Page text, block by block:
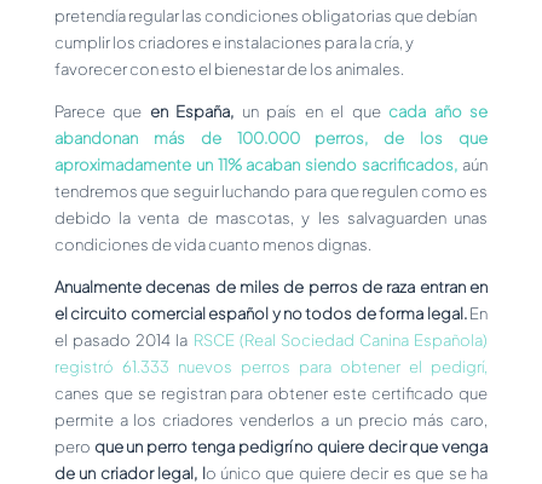
pretendía regular las condiciones obligatorias que debían
cumplir los criadores e instalaciones para la cría, y
favorecer con esto el bienestar de los animales.
Parece que en España, un país en el que cada año se
abandonan más de 100.000 perros, de los que
aproximadamente un 11% acaban siendo sacrificados, aún
tendremos que seguir luchando para que regulen como es
debido la venta de mascotas, y les salvaguarden unas
condiciones de vida cuanto menos dignas.
Anualmente decenas de miles de perros de raza entran en
el circuito comercial español y no todos de forma legal.En
el pasado 2014 la RSCE (Real Sociedad Canina Española)
registró 61.333 nuevos perros para obtener el pedigrí,
canes que se registran para obtener este certificado que
permite a los criadores venderlos a un precio más caro,
pero que un perro tenga pedigrí no quiere decir que venga
de un criador legal, lo único que quiere decir es que se ha